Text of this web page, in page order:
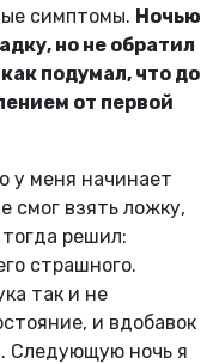
симптомы. Ночью
но не обратил
подумал, что до
от первой
у меня начинает
смог взять ложку,
решил:
страшного.
так и не
и вдобавок
Следующую ночь я